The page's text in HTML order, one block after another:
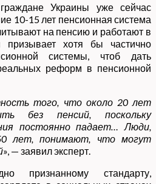
Украины уже сейчас
10-15 лет пенсионная система
на пенсию и работают в
призывает хотя бы частично
системы, чтоб дать
реформ в пенсионной
того, что около 20 лет
без пенсий, поскольку
постоянно падает… Люди,
лет, понимают, что могут
», — заявил эксперт.
признанному стандарту,